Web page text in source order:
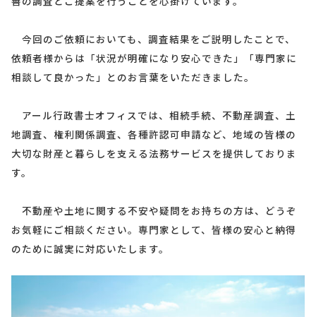
今回のご依頼においても、調査結果をご説明したことで、
依頼者様からは「状況が明確になり安心できた」「専門家に
相談して良かった」とのお言葉をいただきました。
アール行政書士オフィスでは、相続手続、不動産調査、土
地調査、権利関係調査、各種許認可申請など、地域の皆様の
大切な財産と暮らしを支える法務サービスを提供しておりま
す。
不動産や土地に関する不安や疑問をお持ちの方は、どうぞ
お気軽にご相談ください。専門家として、皆様の安心と納得
のために誠実に対応いたします。